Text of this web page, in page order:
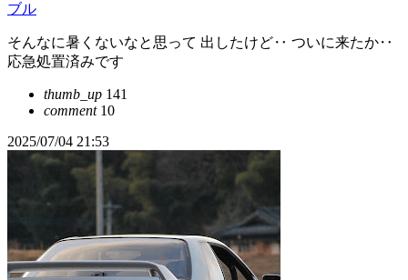
ブル
そんなに暑くないなと思って 出したけど‥ ついに来たか‥
応急処置済みです
thumb_up 141
comment10
2025/07/04 21:53